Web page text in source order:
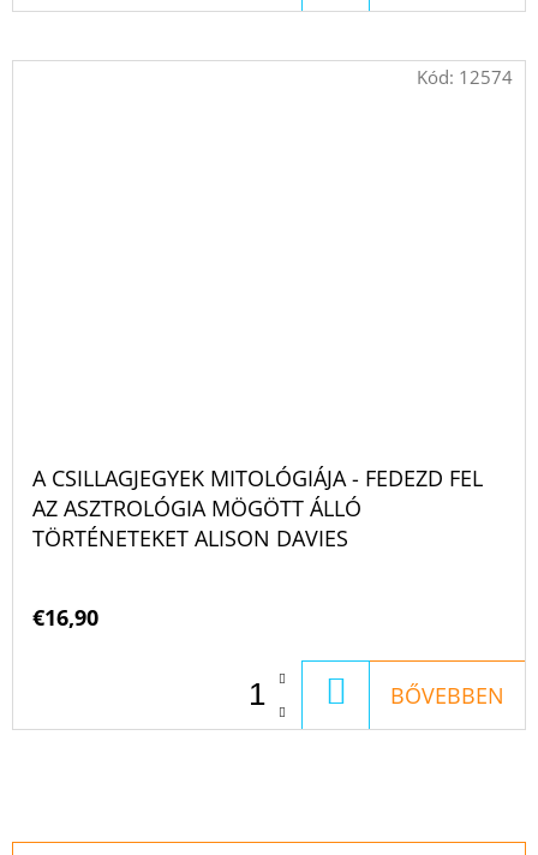
A CSILLAGJEGYEK MITOLÓGIÁJA - FEDEZD FEL
AZ ASZTROLÓGIA MÖGÖTT ÁLLÓ
TÖRTÉNETEKET ALISON DAVIES
€16,90
KOSÁRBA
BŐVEBBEN
Kód: 12574